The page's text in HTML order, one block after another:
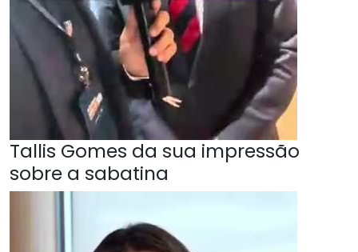
Tallis Gomes da sua impressão
sobre a sabatina